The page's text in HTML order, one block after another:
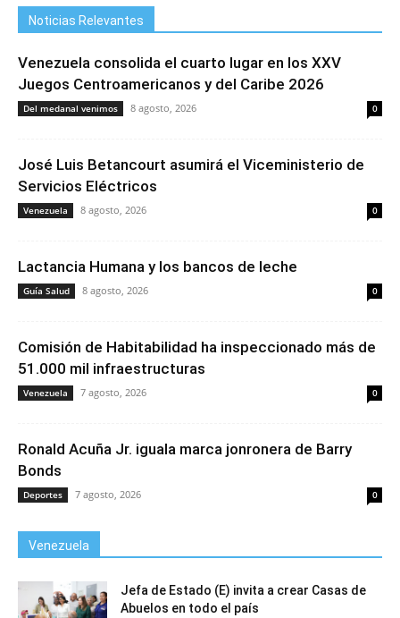
Noticias Relevantes
Venezuela consolida el cuarto lugar en los XXV
Juegos Centroamericanos y del Caribe 2026
Del medanal venimos 8 agosto, 2026 0
José Luis Betancourt asumirá el Viceministerio de
Servicios Eléctricos
Venezuela 8 agosto, 2026 0
Lactancia Humana y los bancos de leche
Guía Salud 8 agosto, 2026 0
Comisión de Habitabilidad ha inspeccionado más de
51.000 mil infraestructuras
Venezuela 7 agosto, 2026 0
Ronald Acuña Jr. iguala marca jonronera de Barry
Bonds
Deportes 7 agosto, 2026 0
Venezuela
Jefa de Estado (E) invita a crear Casas de
Abuelos en todo el país